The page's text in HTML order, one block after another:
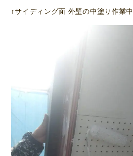
↑サイディング面 外壁の中塗り作業中